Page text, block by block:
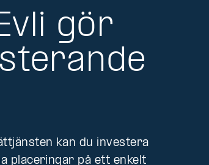
gör
kan du investera
placeringar på ett enkelt